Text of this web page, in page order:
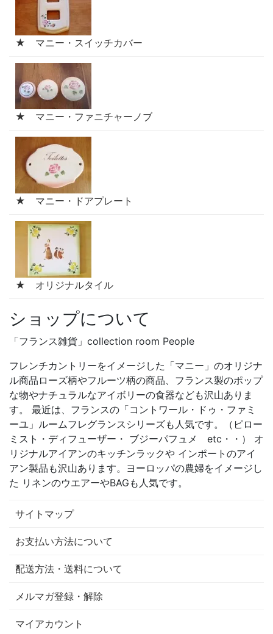
★ マニー・スイッチカバー
★ マニー・ファニチャーノブ
★ マニー・ドアプレート
★ オリジナルタイル
ショップについて
「フランス雑貨」collection room People
フレンチカントリーをイメージした「マニー」のオリジナ
ル商品ローズ柄やフルーツ柄の商品、フランス製のポップ
な物やナチュラルなアイボリーの食器なども沢山ありま
す。 最近は、フランスの「コントワール・ドゥ・ファミ
ーユ」ルームフレグランスシリーズも人気です。（ピロー
ミスト・ディフューザー・ ブジーパフュメ etc・・） オ
リジナルアイアンのキッチンラックや インポートのアイ
アン製品も沢山あります。ヨーロッパの農婦をイメージし
た リネンのウエアーやBAGも人気です。
サイトマップ
お支払い方法について
配送方法・送料について
メルマガ登録・解除
マイアカウント